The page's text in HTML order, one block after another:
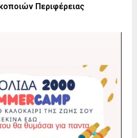
Περιφέρειας